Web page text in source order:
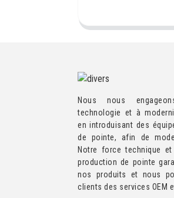
Nous nous
technologie et à
en introduisant des
de pointe, afin de
Notre force technique
production de pointe
nos produits et nous
clients des services OEM et